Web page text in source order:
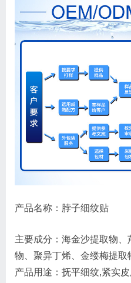
产品名称：脖子细纹贴
主要成分：海金沙提取物
物、聚异丁烯、金缕梅提
产品用途：抚平细纹,紧实